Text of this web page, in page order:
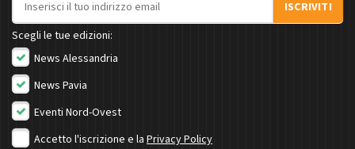
ISCRIVITI
Scegli le tue edizioni:
News Alessandria
News Pavia
Eventi Nord-Ovest
Accetto l'iscrizione e la Privacy Policy